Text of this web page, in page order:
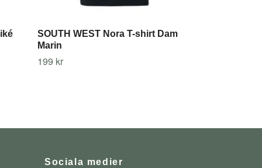
SOUTH WEST Nora T-shirt Dam
Marin
199 kr
Sociala medier